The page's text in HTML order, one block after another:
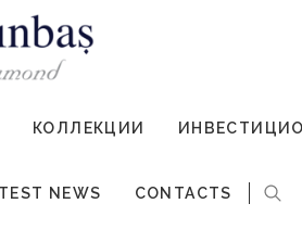
КОЛЛЕКЦИИ
NEWS CONTACTS